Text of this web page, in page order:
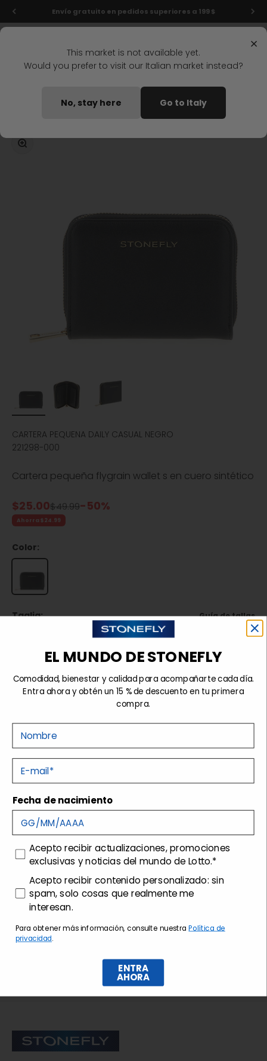
Ir al contenidoEnvío gratuito en pedidos superiores a 199 $
Home CARTERA PEQUENA DAILY CASUAL NEGRO
Zoom
CARTERA PEQUENA DAILY CASUAL NEGRO
221298-000
Cartera pequeña flygrain wallet s en cuero sintético
Precio de oferta
$25.00Precio normal
$49.99-50%
Ahorra $24.99
Color:
Taglia: Guía de tallas
Agotado
Detalles
Envíos y devoluciones
Customer care
×
This market is not available yet.
Would you prefer to visit our Italian market instead?
No, stay here Go to Italy
Stonefly Shop
EL MUNDO DE STONEFLY
Comodidad, bienestar y calidad para acompañarte cada día.
Entra ahora y obtén un 15 % de descuento en tu primera
compra.
Nome
E-mail
Fecha de nacimiento
consenso
Acepto recibir actualizaciones, promociones
exclusivas y noticias del mundo de Lotto.*
consenso profilazione
Acepto recibir contenido personalizado: sin
spam, solo cosas que realmente me
interesan.
Para obtener más información, consulte nuestraPolítica de
privacidad.
ENTRA
AHORA